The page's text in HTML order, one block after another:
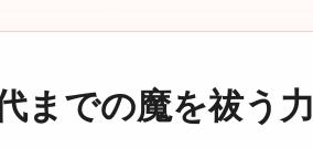
までの魔を祓う力